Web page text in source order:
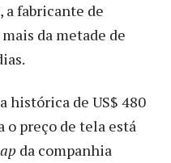
a fabricante de
da metade de
histórica de US$ 480
o preço de tela está
da companhia